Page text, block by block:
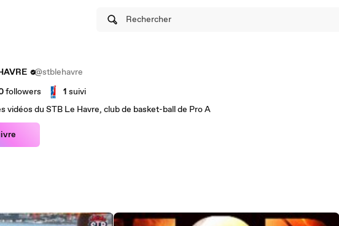
Rechercher
@stblehavre
followers 1 suivi
vidéos du STB Le Havre, club de basket-ball de Pro A